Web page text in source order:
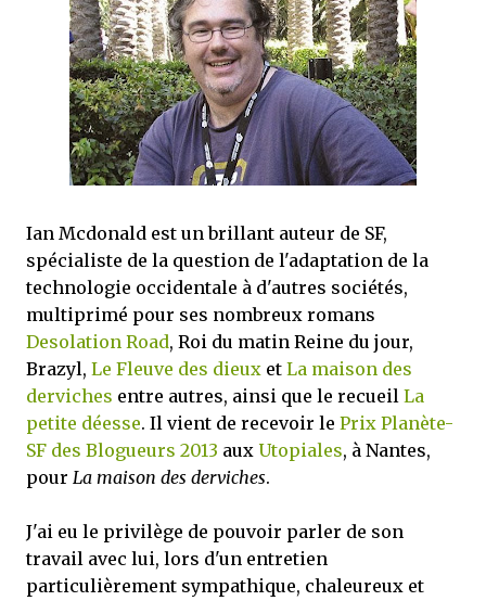
que Thomas connaissait et appréciait Olivier. Marlowe découvre une ville qu’il
ne connaissait pas, habitée par la méfiance, la peur et le rigorisme de la Ligue,
une ville pleine de mystères et de vieilles rancœurs. La Dame d...
Ian Mcdonald est un brillant auteur de SF,
spécialiste de la question de l'adaptation de la
technologie occidentale à d'autres sociétés,
multiprimé pour ses nombreux romans
Desolation Road, Roi du matin Reine du jour,
Brazyl, Le Fleuve des dieux et La maison des
derviches entre autres, ainsi que le recueil La
petite déesse. Il vient de recevoir le Prix Planète-
SF des Blogueurs 2013 aux Utopiales, à Nantes,
pour La maison des derviches.
J'ai eu le privilège de pouvoir parler de son
travail avec lui, lors d'un entretien
particulièrement sympathique, chaleureux et